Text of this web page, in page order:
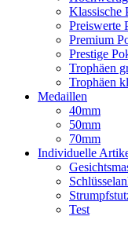
Klassische
Preiswerte
Premium
Prestige
Trophäen
Trophäen
Medaillen
40mm
50mm
70mm
Individuelle
Test